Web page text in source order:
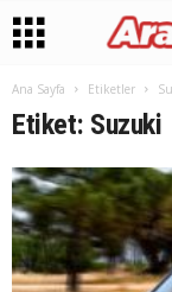
Ana Sayfa Etiketler
Etiket: Suzuki